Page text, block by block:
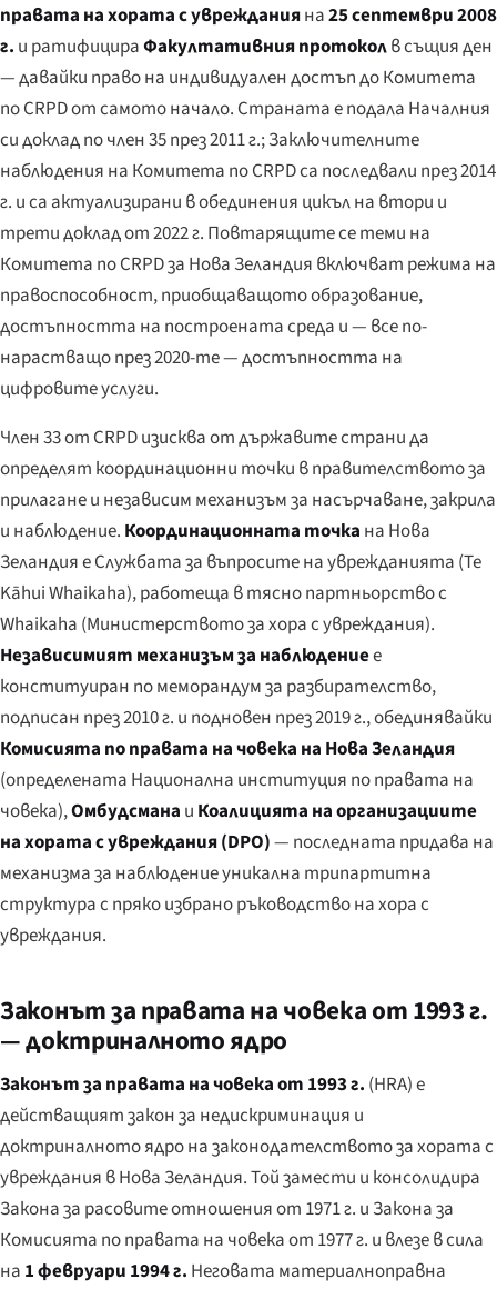
правата на хората с уврежданияна25 септември 2008
г. и ратифицираФакултативния протоколв същия ден
— давайки право на индивидуален достъп до Комитета
по CRPD от самото начало. Страната е подала Началния
си доклад по член 35 през 2011 г.; Заключителните
наблюдения на Комитета по CRPD са последвали през 2014
г. и са актуализирани в обединения цикъл на втори и
трети доклад от 2022 г. Повтарящите се теми на
Комитета по CRPD за Нова Зеландия включват режима на
правоспособност, приобщаващото образование,
достъпността на построената среда и — все по-
нарастващо през 2020-те — достъпността на
цифровите услуги.
Член 33 от CRPD изисква от държавите страни да
определят координационни точки в правителството за
прилагане и независим механизъм за насърчаване, закрила
и наблюдение. Координационната точка на Нова
Зеландия е Службата за въпросите на уврежданията (Te
Kāhui Whaikaha), работеща в тясно партньорство с
Whaikaha (Министерството за хора с увреждания).
Независимият механизъм за наблюдениее
конституиран по меморандум за разбирателство,
подписан през 2010 г. и подновен през 2019 г., обединявайки
Комисията по правата на човека на Нова Зеландия
(определената Национална институция по правата на
човека),Омбудсмана и Коалицията на организациите
на хората с увреждания (DPO)— последната придава на
механизма за наблюдение уникална трипартитна
структура с пряко избрано ръководство на хора с
увреждания.
Законът за правата на човека от 1993 г.
— доктриналното ядро
Законът за правата на човека от 1993 г. (HRA) е
действащият закон за недискриминация и
доктриналното ядро на законодателството за хората с
увреждания в Нова Зеландия. Той замести и консолидира
Закона за расовите отношения от 1971 г. и Закона за
Комисията по правата на човека от 1977 г. и влезе в сила
на 1 февруари 1994 г. Неговата материалноправна